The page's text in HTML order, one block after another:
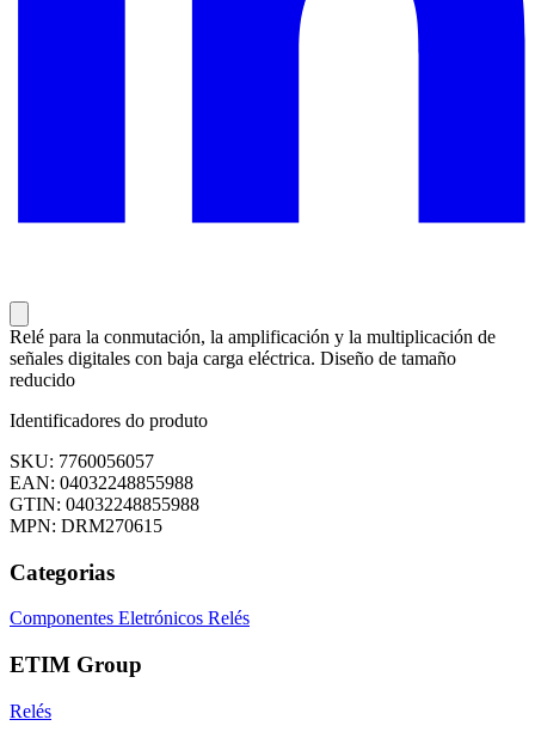
Relé para la conmutación, la amplificación y la multiplicación de
señales digitales con baja carga eléctrica. Diseño de tamaño
reducido
Identificadores do produto
SKU: 7760056057
EAN: 04032248855988
GTIN: 04032248855988
MPN: DRM270615
Categorias
Componentes Eletrónicos Relés
ETIM Group
Relés